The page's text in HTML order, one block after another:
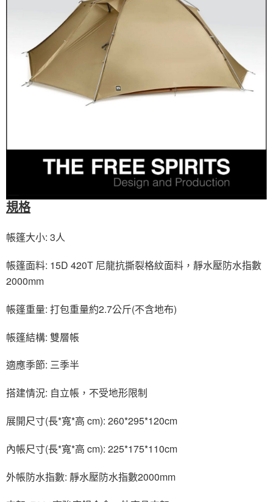
１．透過由恩沛科技股份有限公司提供之「AFTEE先享後付」服務完成之交
易，需依本服務之必要範圍內提供個人資料，並將交易相關給付款項請求債
權轉讓予恩沛科技股份有限公司。
２．關於個人資料處理事宜，請瀏覽以下網址：
https://aftee.tw/terms/#terms3
３．未成年的使用者請事先徵得法定代理人或監護人之同意方可使用
「AFTEE先享後付」，若未經同意申辦者引起之損失，本公司不負相關責
５．嚴禁一人註冊多個帳號或使用他人資訊註冊。若發現惡意使用之情形，
恩沛科技股份有限公司將有權停止該用戶之使用額度並採取法律行動。
規格
帳篷大小: 3人
帳篷面料: 15D 420T 尼龍抗撕裂格紋面料，靜水壓防水指數
2000mm
帳篷重量: 打包重量約2.7公斤(不含地布)
帳篷結構: 雙層帳
適應季節: 三季半
搭建情況: 自立帳，不受地形限制
展開尺寸(長*寬*高 cm): 260*295*120cm
內帳尺寸(長*寬*高 cm): 225*175*110cm
外帳防水指數: 靜水壓防水指數2000mm